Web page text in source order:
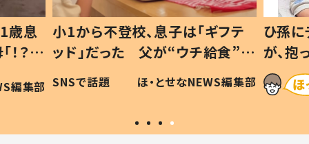
歳息
？」
編集部
小1から不登校、息子は「ギフテ
ッド」だった 父が“ウチ給食”を
作り続ける理由とは #令和の親
#令和の子
SNSで話題 ほ・とせなNEWS編集部
ひ孫
が、
「涙が
い」